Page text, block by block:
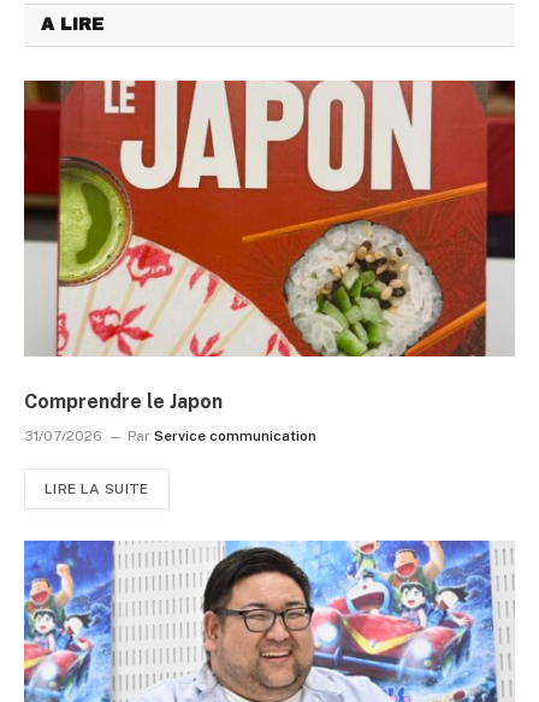
A LIRE
Comprendre le Japon
31/07/2026 Par Service communication
LIRE LA SUITE